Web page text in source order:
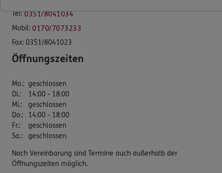
Tel: 0351/8041034
Mobil: 0170/7073233
Fax: 0351/8041023
Öffnungszeiten
Mo.: geschlossen
Di.:
14:00 - 18:00
Mi.:
geschlossen
Do.:
14:00 - 18:00
Fr.:
geschlossen
Sa.: geschlossen
Nach Vereinbarung sind Termine auch außerhalb der
Öffnungszeiten möglich.